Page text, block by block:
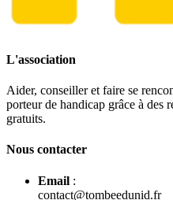
L'association
Aider, conseiller et faire se
porteur de handicap grâce à des
gratuits.
Nous contacter
Email :
contact@tombeedunid.fr